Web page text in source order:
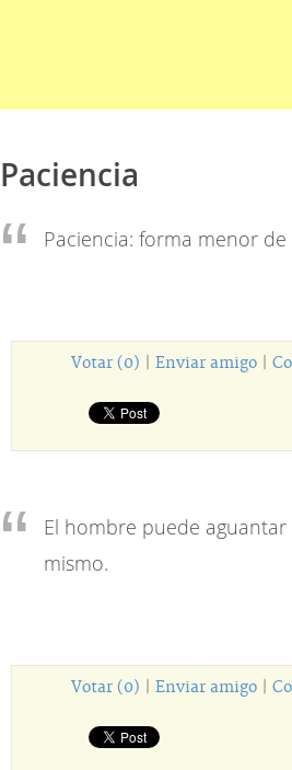
Paciencia
Paciencia: forma menor
Votar (0) Enviar amigo
El hombre puede
mismo.
Votar (0) Enviar amigo